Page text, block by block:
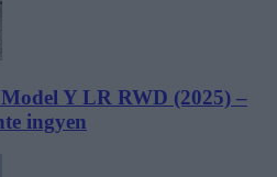
Model Y LR RWD (2025) –
ingyen